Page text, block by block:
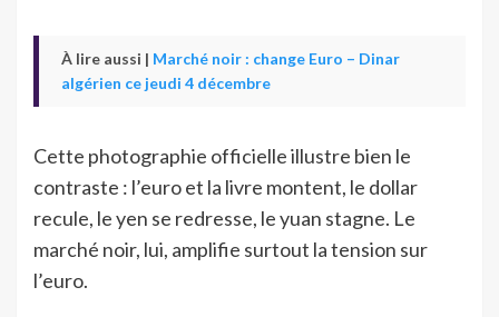
À lire aussi | Marché noir : change Euro – Dinar
algérien ce jeudi 4 décembre
Cette photographie officielle illustre bien le
contraste : l’euro et la livre montent, le dollar
recule, le yen se redresse, le yuan stagne. Le
marché noir, lui, amplifie surtout la tension sur
l’euro.